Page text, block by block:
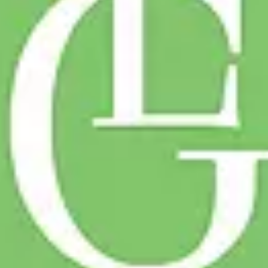
Paramètres de
confidentialité
apporter le meilleur service possible, nous utilisons
des cookies pour améliorer le site aux besoins des
visiteurs, notamment selon la fréquentation.
Nos politique de confidentialité